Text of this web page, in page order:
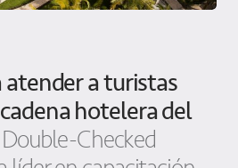
a turistas
hotelera del
Checked